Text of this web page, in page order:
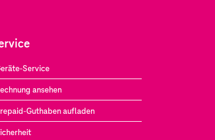
Service
ansehen
Guthaben aufladen